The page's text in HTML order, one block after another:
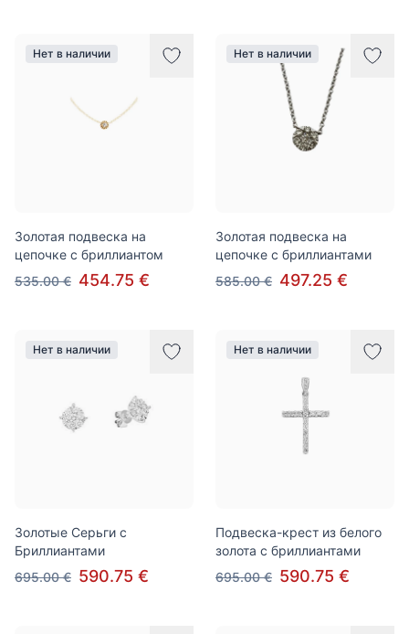
Нет в наличии
Золотая подвеска на
цепочке c бриллиантом
535.00 € 454.75 €
Нет в наличии
Золотая подвеска на
цепочке c бриллиантами
585.00 € 497.25 €
Нет в наличии
Золотые Серьги с
Бриллиантами
695.00 € 590.75 €
Нет в наличии
Подвеска-крест из белого
золота с бриллиантами
695.00 € 590.75 €